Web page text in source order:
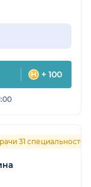
+ 100
31 специальностей